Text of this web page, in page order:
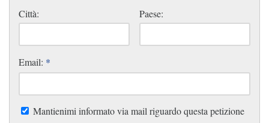
Città: Paese:
Email: *
Mantienimi informato via mail riguardo questa petizione